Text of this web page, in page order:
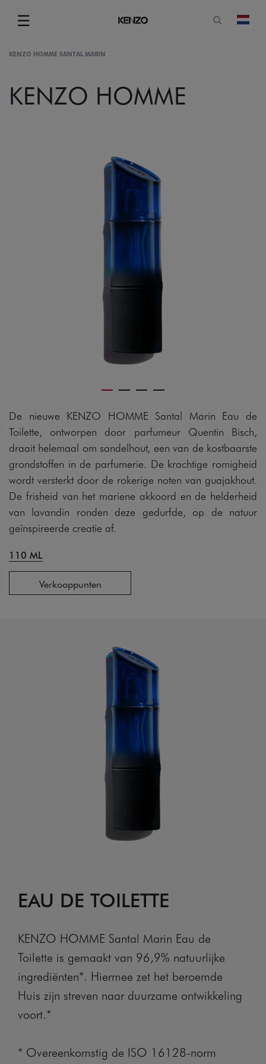
☰
Menu
Open
KENZO HOMME SANTAL MARIN
KENZO HOMME
De nieuwe KENZO HOMME Santal Marin Eau de
Toilette, ontworpen door parfumeur Quentin Bisch,
draait helemaal om sandelhout, een van de kostbaarste
grondstoffen in de parfumerie. De krachtige romigheid
wordt versterkt door de rokerige noten van guajakhout.
De frisheid van het mariene akkoord en de helderheid
van lavandin ronden deze gedurfde, op de natuur
geïnspireerde creatie af.
110 ML
Verkooppunten
EAU DE TOILETTE
KENZO HOMME Santal Marin Eau de
Toilette is gemaakt van 96,9% natuurlijke
ingrediënten*. Hiermee zet het beroemde
Huis zijn streven naar duurzame ontwikkeling
voort.*
* Overeenkomstig de ISO 16128-norm